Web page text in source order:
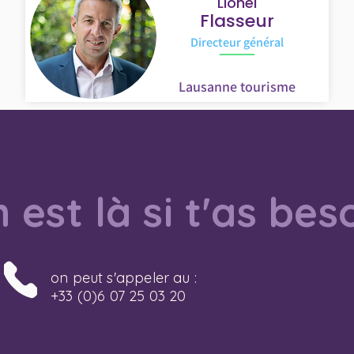
Flasseur
Directeur général
Lausanne tourisme
est là si t'as
on peut s'appeler au :
+33 (0)6 07 25 03 20